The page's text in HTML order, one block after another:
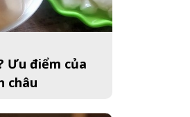
Ưu điểm của
châu